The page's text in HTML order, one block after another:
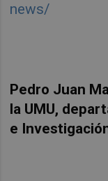
news/
Pedro Juan
la UMU,
e